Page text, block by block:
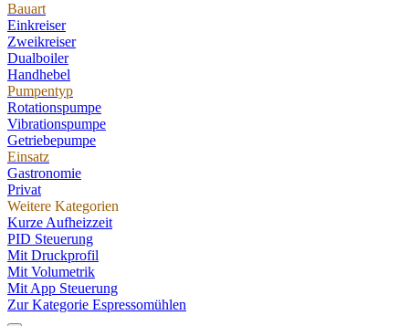
Bauart
Einkreiser
Zweikreiser
Dualboiler
Handhebel
Pumpentyp
Rotationspumpe
Vibrationspumpe
Getriebepumpe
Einsatz
Gastronomie
Privat
Weitere Kategorien
Kurze Aufheizzeit
PID Steuerung
Mit Druckprofil
Mit Volumetrik
Mit App Steuerung
Zur Kategorie Espressomühlen